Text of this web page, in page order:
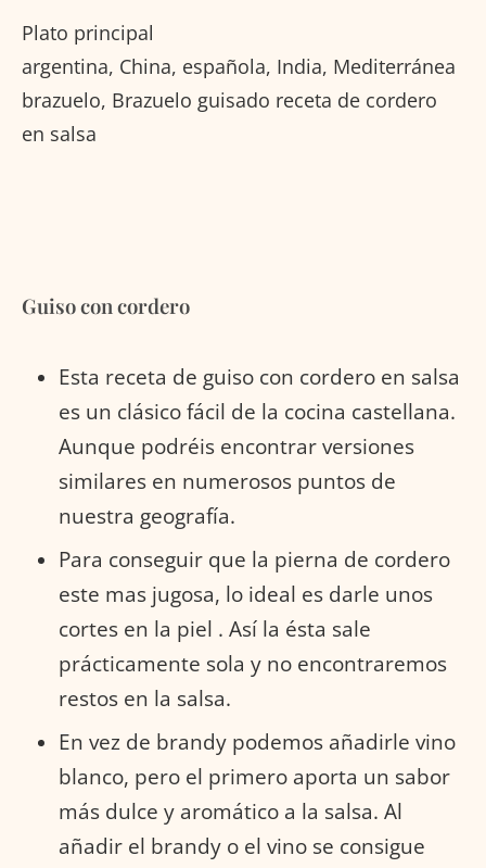
Plato principal
argentina, China, española, India, Mediterránea
brazuelo, Brazuelo guisado receta de cordero
en salsa
Guiso con cordero
Esta receta de guiso con cordero en salsa
es un clásico fácil de la cocina castellana.
Aunque podréis encontrar versiones
similares en numerosos puntos de
nuestra geografía.
Para conseguir que la pierna de cordero
este mas jugosa, lo ideal es darle unos
cortes en la piel . Así la ésta sale
prácticamente sola y no encontraremos
restos en la salsa.
En vez de brandy podemos añadirle vino
blanco, pero el primero aporta un sabor
más dulce y aromático a la salsa. Al
añadir el brandy o el vino se consigue